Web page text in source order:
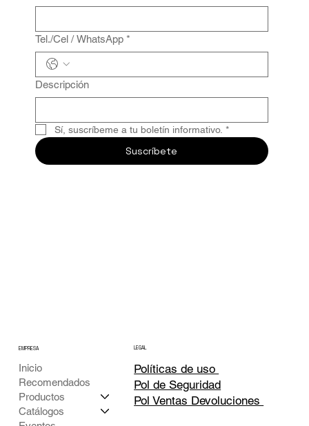
Tel./Cel / WhatsApp *
Descripción
Sí, suscríbeme a tu boletín informativo. *
Suscríbete
EMPRESA
Inicio
Recomendados
Productos
Catálogos
LEGAL
Políticas de uso
Pol de Seguridad
Pol Ventas Devoluciones